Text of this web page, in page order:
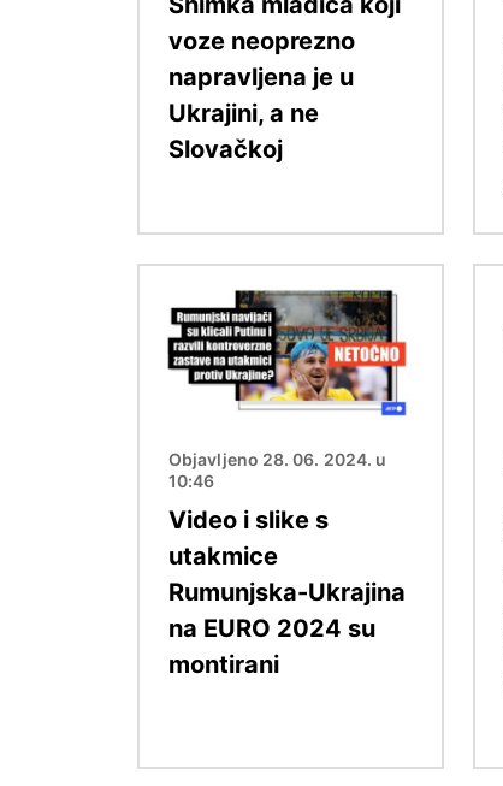
voze neoprezno
napravljena je u
Ukrajini, a ne
Slovačkoj
Objavljeno 28. 06. 2024. u
10:46
Video i slike s
utakmice
Rumunjska-Ukrajina
na EURO 2024 su
montirani